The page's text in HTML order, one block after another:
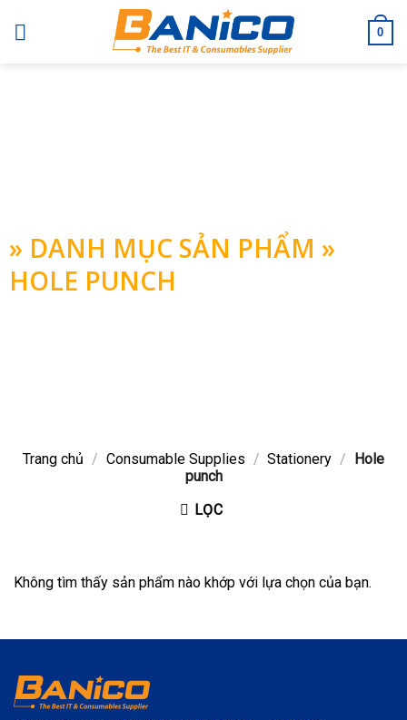
0
» DANH MỤC SẢN PHẨM »
HOLE PUNCH
Trang chủ / Consumable Supplies / Stationery / Hole
punch
LỌC
Không tìm thấy sản phẩm nào khớp với lựa chọn của bạn.